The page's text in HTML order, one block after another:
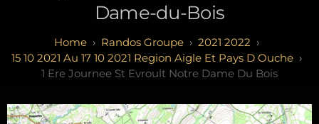
Dame-du-Bois
Randos Groupe
2021 2022
15 10 2021 Au 17 10 2021 Region Aigle Et Pays D Ouche
1 Ere Journee St Evroult Notre Dame Du Bois